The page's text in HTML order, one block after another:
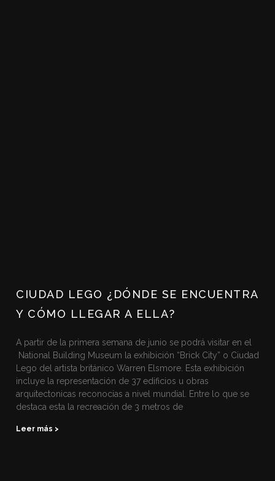
CIUDAD LEGO ¿DÓNDE SE ENCUENTRA
Y CÓMO LLEGAR A ELLA?
A partir de la primera semana de junio se podrá visitar en el
National Building Museum la exhibición “Brick City” o Ciudad
Lego del artista británico Warren Elsmore. Esta exhibición
incluye la representación de 37 edificios u obras
arquitectonicas reconocias a nivel mundial. Entre lo que se
destaca esta la recreación de 3 metros de
Leer más >